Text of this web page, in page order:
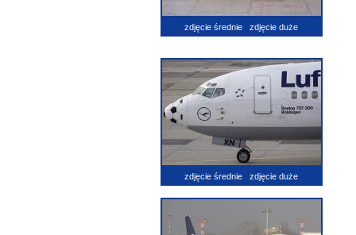
zdjęcie średnie zdjęcie duże
zdjęcie średnie zdjęcie duże